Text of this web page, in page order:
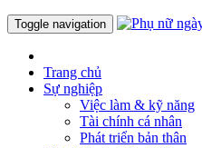
Toggle navigation
Trang chủ
Sự nghiệp
Việc làm & kỹ năng
Tài chính cá nhân
Phát triển bản thân